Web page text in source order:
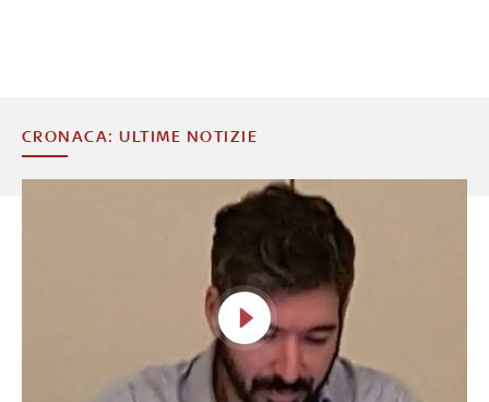
CRONACA: ULTIME NOTIZIE